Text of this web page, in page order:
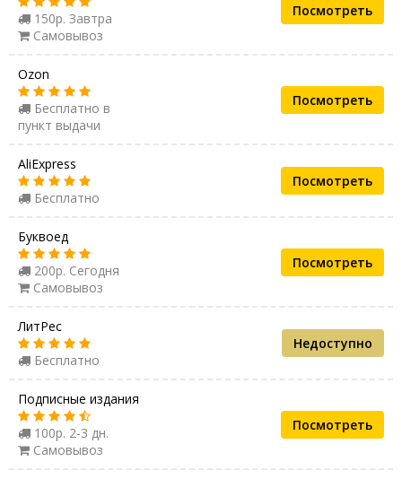
150р. Завтра
Самовывоз
Посмотреть
Ozon
Бесплатно в
пункт выдачи
Посмотреть
AliExpress
Бесплатно
Посмотреть
Буквоед
200р. Сегодня
Самовывоз
Посмотреть
ЛитРес
Бесплатно
Недоступно
Подписные издания
100р. 2-3 дн.
Самовывоз
Посмотреть